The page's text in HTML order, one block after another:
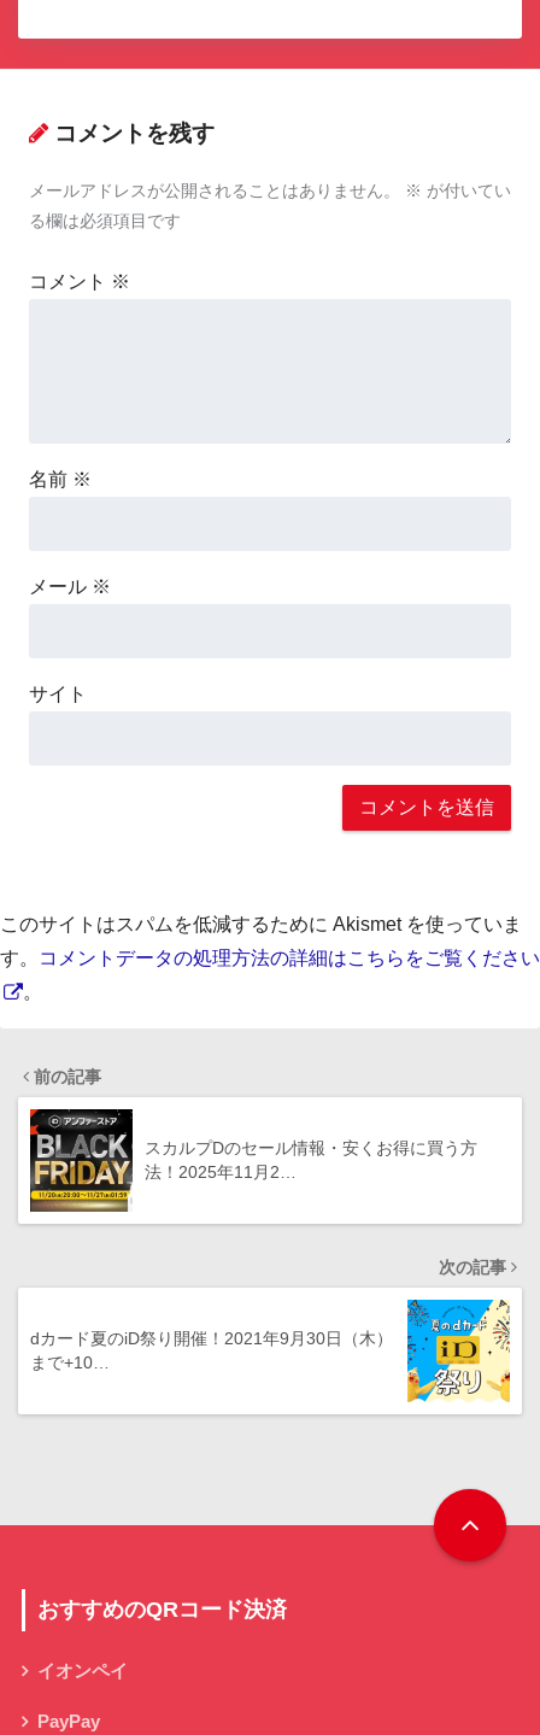
コメントを残す
メールアドレスが公開されることはありません。 ※ が付いてい
る欄は必須項目です
コメント ※
名前 ※
メール ※
サイト
このサイトはスパムを低減するために Akismet を使っていま
す。
コメントデータの処理方法の詳細はこちらをご覧ください
。
前の記事
スカルプDのセール情報・安くお得に買う方
法！2025年11月2…
次の記事
dカード夏のiD祭り開催！2021年9月30日（木）
まで+10…
おすすめのQRコード決済
イオンペイ
PayPay